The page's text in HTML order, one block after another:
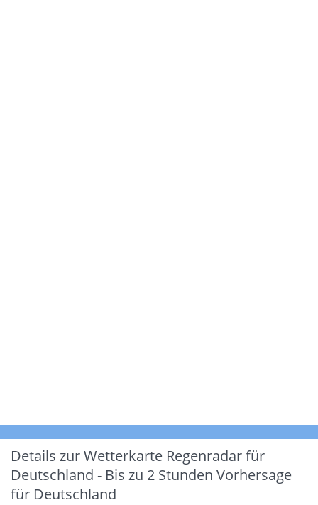
Details zur Wetterkarte Regenradar für
Deutschland - Bis zu 2 Stunden Vorhersage
für Deutschland